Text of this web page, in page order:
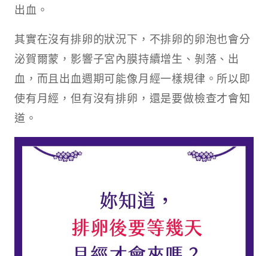
出血。
其實在沒有排卵的狀況下，不排卵的卵泡也會分
泌賀爾蒙，影響子宮內膜持續增生、剝落、出
血，而且出血週期可能像月經一樣規律。所以即
使有月經，但有沒有排卵，還是要做檢查才會知
道。